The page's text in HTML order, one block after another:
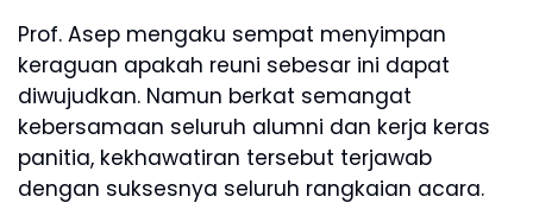
Prof. Asep mengaku sempat menyimpan
keraguan apakah reuni sebesar ini dapat
diwujudkan. Namun berkat semangat
kebersamaan seluruh alumni dan kerja keras
panitia, kekhawatiran tersebut terjawab
dengan suksesnya seluruh rangkaian acara.